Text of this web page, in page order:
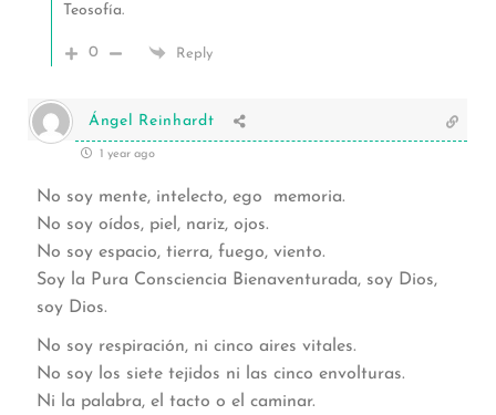
Teosofía.
0 Reply
Ángel Reinhardt
1 year ago
No soy mente, intelecto, ego memoria.
No soy oídos, piel, nariz, ojos.
No soy espacio, tierra, fuego, viento.
Soy la Pura Consciencia Bienaventurada, soy Dios,
soy Dios.
No soy respiración, ni cinco aires vitales.
No soy los siete tejidos ni las cinco envolturas.
Ni la palabra, el tacto o el caminar.